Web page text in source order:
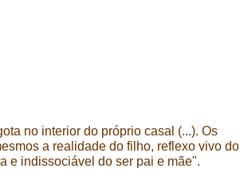
no interior do próprio casal (...). Os
a realidade do filho, reflexo vivo do
e indissociável do ser pai e mãe".